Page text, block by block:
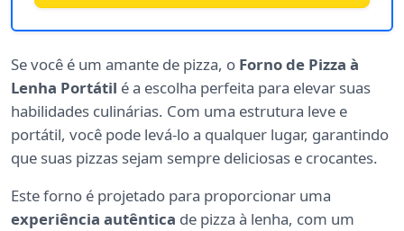
Se você é um amante de pizza, o Forno de Pizza à
Lenha Portátil é a escolha perfeita para elevar suas
habilidades culinárias. Com uma estrutura leve e
portátil, você pode levá-lo a qualquer lugar, garantindo
que suas pizzas sejam sempre deliciosas e crocantes.
Este forno é projetado para proporcionar uma
experiência autêntica de pizza à lenha, com um